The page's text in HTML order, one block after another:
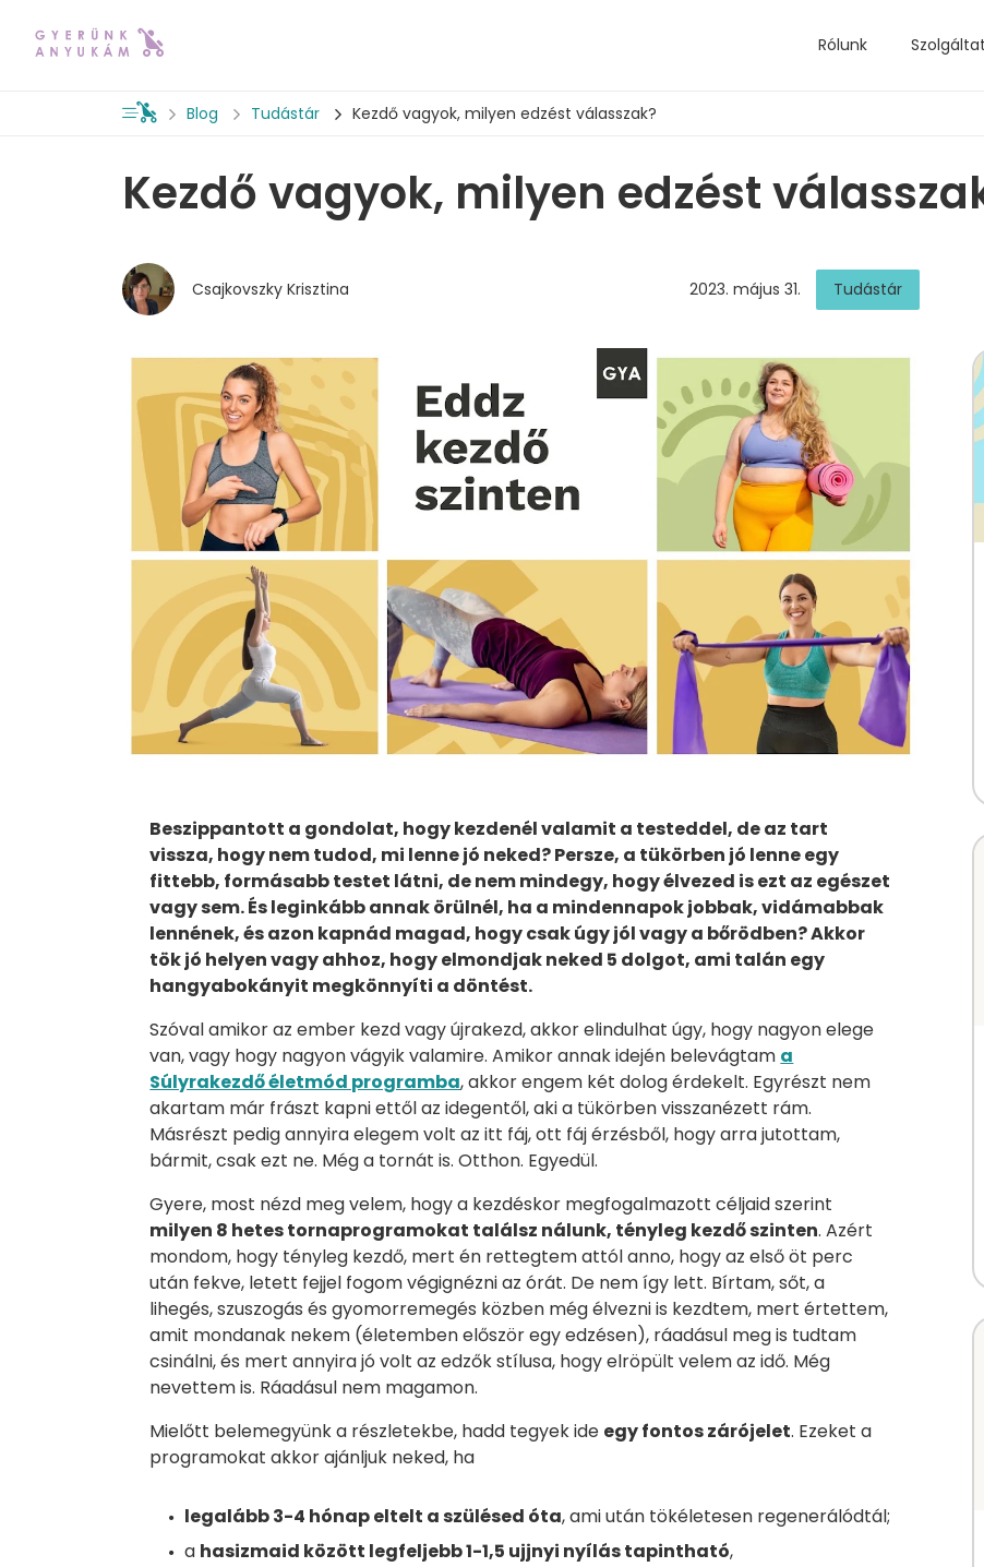
Rólunk
Blog Tudástár Kezdő vagyok, milyen edzést válasszak?
Kezdő vagyok, milyen edzést
Csajkovszky Krisztina 2023. május 31. Tudástár
Beszippantott a gondolat, hogy kezdenél valamit a testeddel, de az tart
vissza, hogy nem tudod, mi lenne jó neked? Persze, a tükörben jó lenne egy
fittebb, formásabb testet látni, de nem mindegy, hogy élvezed is ezt az egészet
vagy sem. És leginkább annak örülnél, ha a mindennapok jobbak, vidámabbak
lennének, és azon kapnád magad, hogy csak úgy jól vagy a bőrödben? Akkor
tök jó helyen vagy ahhoz, hogy elmondjak neked 5 dolgot, ami talán egy
hangyabokányit megkönnyíti a döntést.
Szóval amikor az ember kezd vagy újrakezd, akkor elindulhat úgy, hogy nagyon elege
van, vagy hogy nagyon vágyik valamire. Amikor annak idején belevágtam a
Súlyrakezdő életmód programba, akkor engem két dolog érdekelt. Egyrészt nem
akartam már frászt kapni ettől az idegentől, aki a tükörben visszanézett rám.
Másrészt pedig annyira elegem volt az itt fáj, ott fáj érzésből, hogy arra jutottam,
bármit, csak ezt ne. Még a tornát is. Otthon. Egyedül.
Gyere, most nézd meg velem, hogy a kezdéskor megfogalmazott céljaid szerint
milyen 8 hetes tornaprogramokat találsz nálunk, tényleg kezdő szinten. Azért
mondom, hogy tényleg kezdő, mert én rettegtem attól anno, hogy az első öt perc
után fekve, letett fejjel fogom végignézni az órát. De nem így lett. Bírtam, sőt, a
lihegés, szuszogás és gyomorremegés közben még élvezni is kezdtem, mert értettem,
amit mondanak nekem (életemben először egy edzésen), ráadásul meg is tudtam
csinálni, és mert annyira jó volt az edzők stílusa, hogy elröpült velem az idő. Még
nevettem is. Ráadásul nem magamon.
Mielőtt belemegyünk a részletekbe, hadd tegyek ide egy fontos zárójelet. Ezeket a
programokat akkor ajánljuk neked, ha
legalább 3-4 hónap eltelt a szülésed óta, ami után tökéletesen regenerálódtál;
a hasizmaid között legfeljebb 1-1,5 ujjnyi nyílás tapintható,